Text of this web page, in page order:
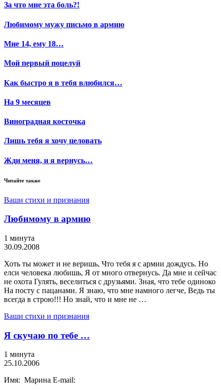
За что мне эта боль?!
Любимому мужу письмо в армию
Мне 14, ему 18…
Мой первый поцелуй
Как быстро я в тебя влюбился…
На 9 месяцев
Виноградная косточка
Лишь тебя я хочу целовать
Жди меня, и я вернусь…
Читайте также
Ваши стихи и признания
Любимому в армию
1 минута
30.09.2008
Хоть ты может и не веришь, Что тебя я с армии дождусь. Но
елси человека любишь, Я от много отвернусь. Да мне и сейчас
не охота Гулять, веселиться с друзьями. Зная, что тебе одиноко
На посту с пацанами. Я знаю, что мне намного легче, Ведь ты
всегда в строю!!! Но знай, что и мне не …
Ваши стихи и признания
Я скучаю по тебе …
1 минута
25.10.2006
Имя: Марина E-mail: